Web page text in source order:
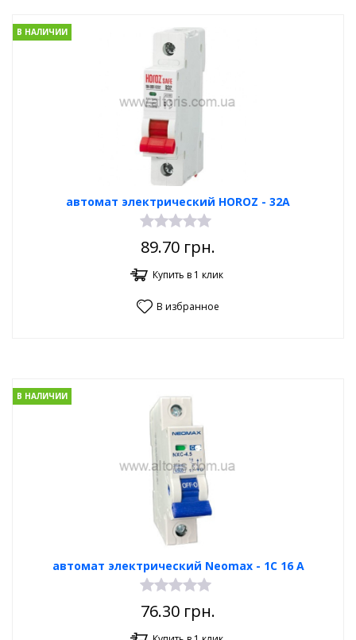
автомат электрический HOROZ - 32A
В НАЛИЧИИ
89.70 грн.
Купить в 1 клик
В избранное
автомат электрический Neomax - 1С 16 А
В НАЛИЧИИ
76.30 грн.